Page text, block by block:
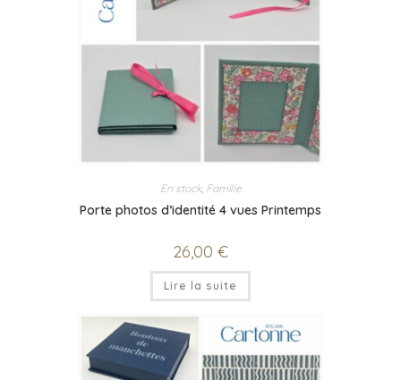
En stock, Famille
Porte photos d’identité 4 vues Printemps
26,00 €
Lire la suite